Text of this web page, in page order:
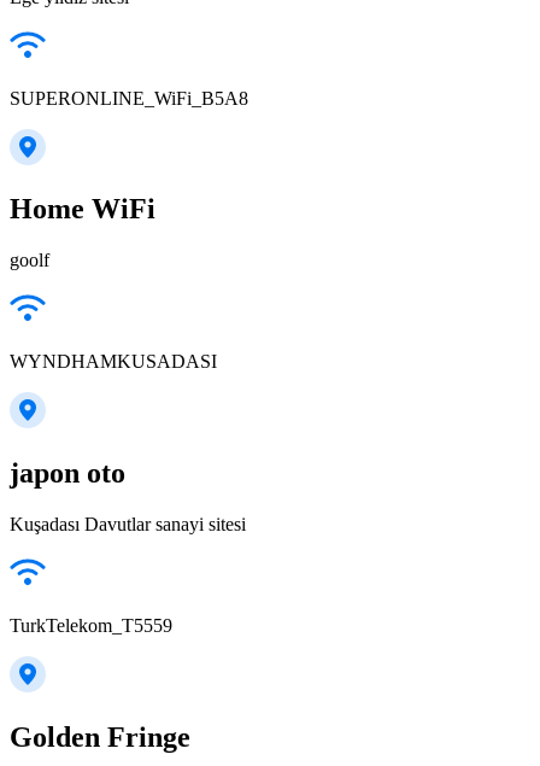
SUPERONLINE_WiFi_B5A8
Home WiFi
goolf
WYNDHAMKUSADASI
japon oto
Kuşadası Davutlar sanayi sitesi
TurkTelekom_T5559
Golden Fringe